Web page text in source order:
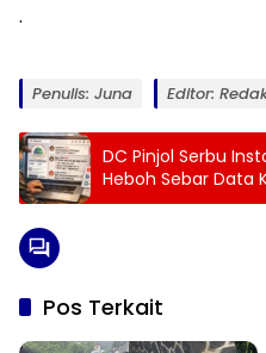
.
Penulis: Juna Editor:
DC Pinjol Serbu
Heboh Sebar Data
Kolom Komentar
Pos Terkait